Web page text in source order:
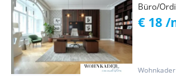
Büro/
€ 18 /